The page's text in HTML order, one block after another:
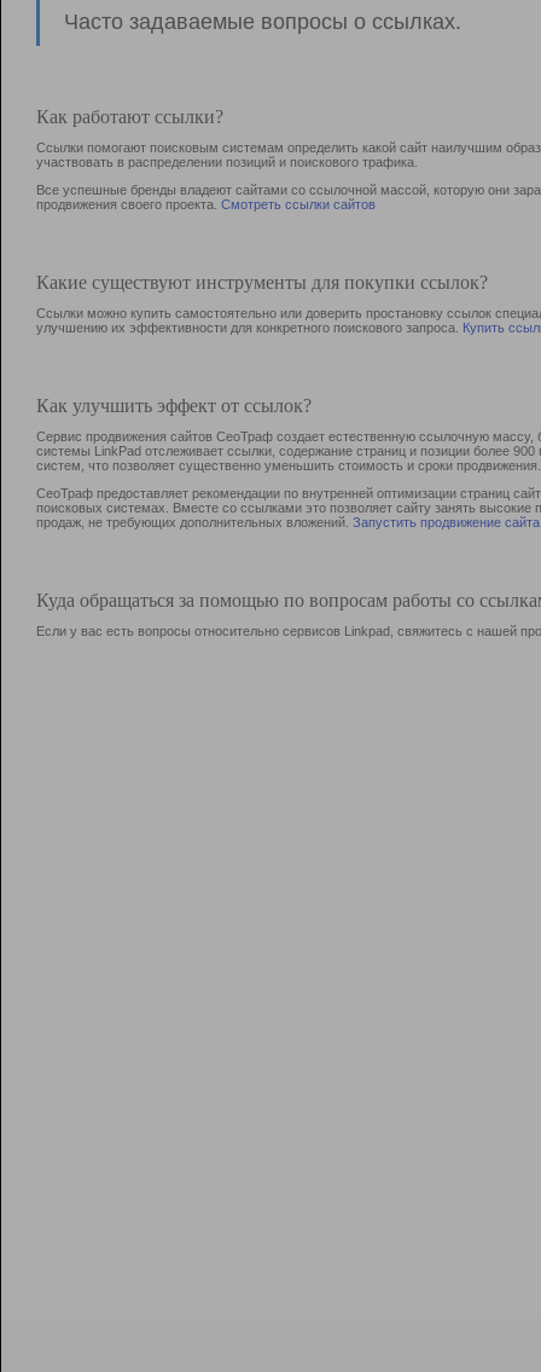
Часто задаваемые вопросы о ссылках.
Как работают ссылки?
Ссылки помогают поисковым системам определить какой сайт наилучшим
участвовать в раcпределении позиций и поискового трафика.
Все успешные бренды владеют сайтами со ссылочной массой, которую они
продвижения своего проекта. Смотреть ссылки сайтов
Какие существуют инструменты для покупки ссылок?
Ссылки можно купить самостоятельно или доверить простановку ссылок
улучшению их эффективности для конкретного поискового запроса. Купить
Как улучшить эффект от ссылок?
Сервис продвижения сайтов СеоТраф создает естественную ссылочную
системы LinkPad отслеживает ссылки, содержание страниц и позиции более
систем, что позволяет существенно уменьшить стоимость и сроки продвижения.
СеоТраф предоставляет рекомендации по внутренней оптимизации страниц
поисковых системах. Вместе со ссылками это позволяет сайту занять
продаж, не требующих дополнительных вложений. Запустить продвижение сайта
Куда обращаться за помощью по вопросам работы со
Если у вас есть вопросы относительно сервисов Linkpad, свяжитесь с нашей